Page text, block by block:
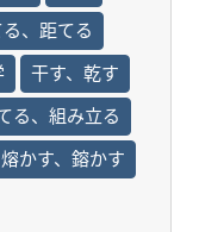
、距てる
干す、乾す
る、組み立る
かす、鎔かす